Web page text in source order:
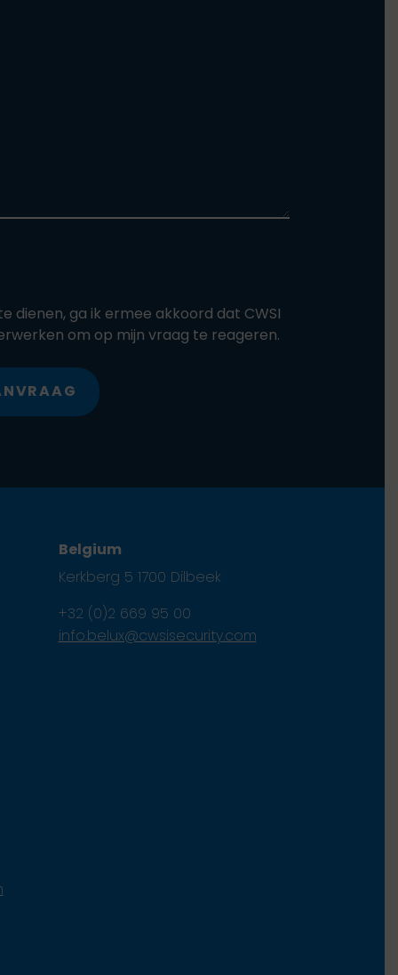
dienen, ga ik ermee akkoord dat CWSI
om op mijn vraag te reageren.
Belgium
Kerkberg 5 1700 Dilbeek
+32 (0)2 669 95 00
info.belux@cwsisecurity.com